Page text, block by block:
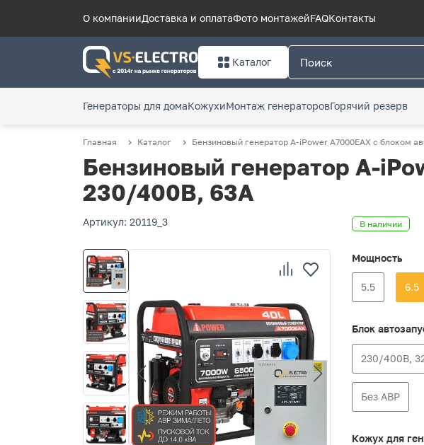
О компанииДоставка и оплатаФото монтажейFAQКонтакты
Каталог
Генераторы для домаКожухиМонтаж генераторовГорячий резерв
Главная Каталог Бензиновый генератор A-iPower A7000EAX с блоком
Бензиновый генератор A-
230/400В, 63А
Артикул: 20119_3 В наличии
Мощность
5.5 6.5
Блок
230/400В,
Без АВР
Кожух для